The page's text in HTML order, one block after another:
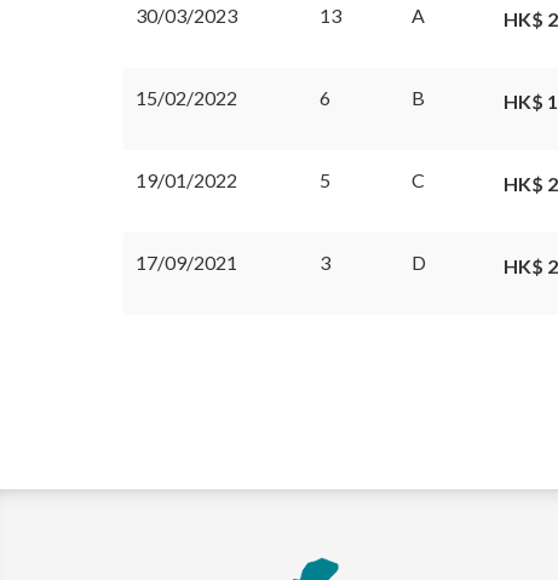
30/03/2023 13 A HK$
15/02/2022 6 B HK$
19/01/2022 5 C HK$
17/09/2021 3 D HK$